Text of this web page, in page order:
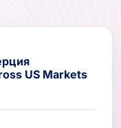
US Markets